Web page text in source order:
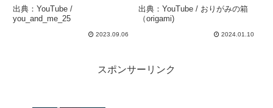
#ハロウィン #halloween #
簡単かわいい折り紙 –
you_and_me_25
出典：YouTube /
you_and_me_25
2023.09.06
みの箱（origami)
出典：YouTube / おりがみの箱
（origami)
2024.01.10
スポンサーリンク